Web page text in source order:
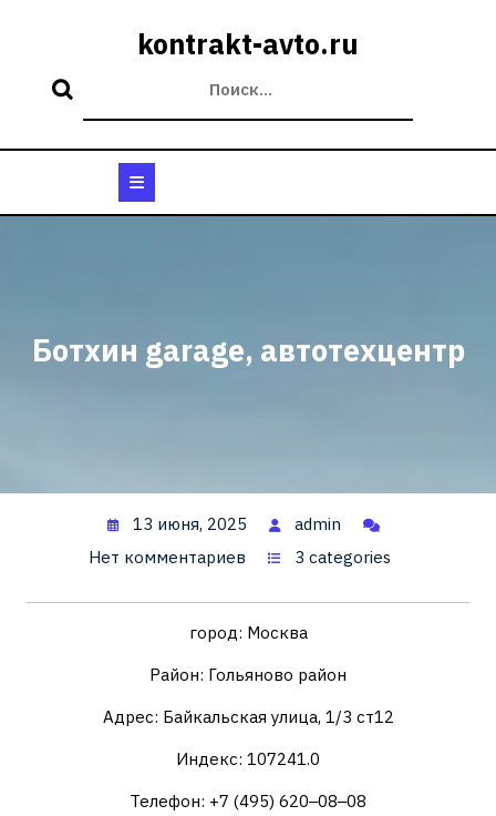
kontrakt-avto.ru
Ботхин garage, автотехцентр
13 июня, 2025
admin
Нет комментариев
3 categories
город: Москва
Район: Гольяново район
Адрес: Байкальская улица, 1/3 ст12
Индекс: 107241.0
Телефон: +7 (495) 620‒08‒08